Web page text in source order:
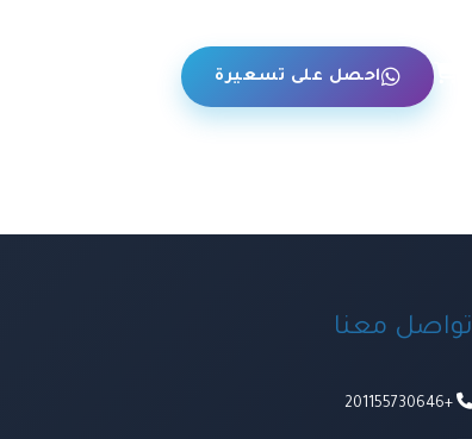
احصل على تسعيرة
تواصل معنا
+201155730646